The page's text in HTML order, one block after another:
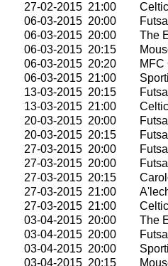
27-02-2015 21:00
06-03-2015 20:00
06-03-2015 20:00
The
06-03-2015 20:15
06-03-2015 20:20
MFC
06-03-2015 21:00
13-03-2015 20:15
13-03-2015 21:00
20-03-2015 20:00
20-03-2015 20:15
27-03-2015 20:00
27-03-2015 20:00
27-03-2015 20:15
27-03-2015 21:00
27-03-2015 21:00
03-04-2015 20:00
The
03-04-2015 20:00
03-04-2015 20:00
03-04-2015 20:15